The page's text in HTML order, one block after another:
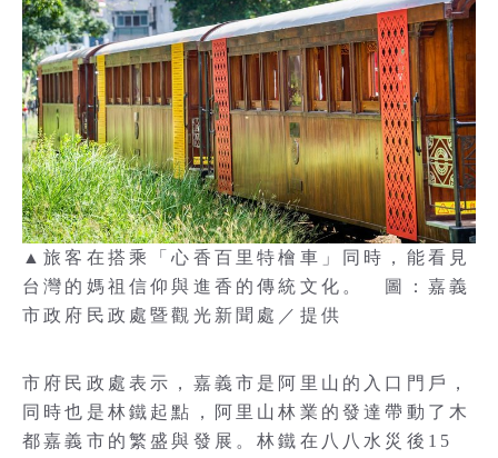
▲旅客在搭乘「心香百里特檜車」同時，能看見
台灣的媽祖信仰與進香的傳統文化。 圖：嘉義
市政府民政處暨觀光新聞處／提供
市府民政處表示，嘉義市是阿里山的入口門戶，
同時也是林鐵起點，阿里山林業的發達帶動了木
都嘉義市的繁盛與發展。林鐵在八八水災後15